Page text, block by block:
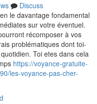
Discuss
le davantage fondamental
sur votre éventuel.
récomposer à vos
problématiques dont toi-
Toi etes dans cela
https://voyance-gratuite-
les-voyance-pas-cher-